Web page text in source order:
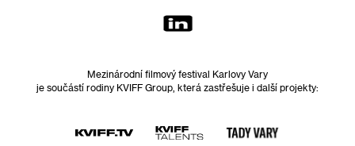
Mezinárodní filmový festival Karlovy Vary
je součástí rodiny KVIFF Group, která zastřešuje i další projekty: